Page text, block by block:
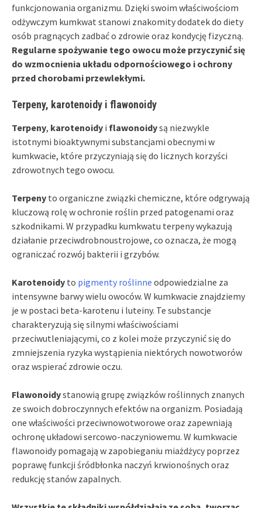
funkcjonowania organizmu. Dzięki swoim właściwościom
odżywczym kumkwat stanowi znakomity dodatek do diety
osób pragnących zadbać o zdrowie oraz kondycję fizyczną.
Regularne spożywanie tego owocu może przyczynić się
do wzmocnienia układu odpornościowego i ochrony
przed chorobami przewlekłymi.
Terpeny, karotenoidy i flawonoidy
Terpeny, karotenoidy i flawonoidysą niezwykle
istotnymi bioaktywnymi substancjami obecnymi w
kumkwacie, które przyczyniają się do licznych korzyści
zdrowotnych tego owocu.
Terpeny to organiczne związki chemiczne, które odgrywają
kluczową rolę w ochronie roślin przed patogenami oraz
szkodnikami. W przypadku kumkwatu terpeny wykazują
działanie przeciwdrobnoustrojowe, co oznacza, że mogą
ograniczać rozwój bakterii i grzybów.
Karotenoidy to pigmenty roślinne odpowiedzialne za
intensywne barwy wielu owoców. W kumkwacie znajdziemy
je w postaci beta-karotenu i luteiny. Te substancje
charakteryzują się silnymi właściwościami
przeciwutleniającymi, co z kolei może przyczynić się do
zmniejszenia ryzyka wystąpienia niektórych nowotworów
oraz wspierać zdrowie oczu.
Flawonoidystanowią grupę związków roślinnych znanych
ze swoich dobroczynnych efektów na organizm. Posiadają
one właściwości przeciwnowotworowe oraz zapewniają
ochronę układowi sercowo-naczyniowemu. W kumkwacie
flawonoidy pomagają w zapobieganiu miażdżycy poprzez
poprawę funkcji śródbłonka naczyń krwionośnych oraz
redukcję stanów zapalnych.